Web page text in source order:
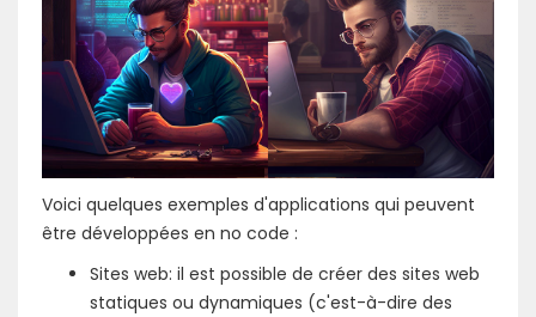
Voici quelques exemples d'applications qui peuvent
être développées en no code :
Sites web: il est possible de créer des sites web
statiques ou dynamiques (c'est-à-dire des